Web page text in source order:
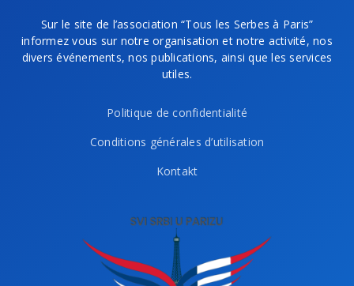
Sur le site de l’association “Tous les Serbes à Paris”
informez vous sur notre organisation et notre activité, nos
divers événements, nos publications, ainsi que les services
utiles.
Politique de confidentialité
Conditions générales d’utilisation
Kontakt